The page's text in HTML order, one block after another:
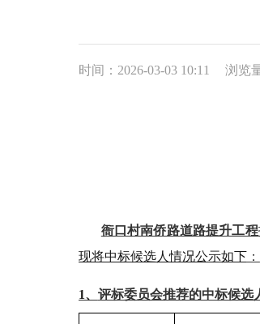
时间：2026-03-03 10:11 浏览
衙口村南侨路道路提升工程
现将中标候选人情况公示如下：
1、 评标委员会推荐的中标候选